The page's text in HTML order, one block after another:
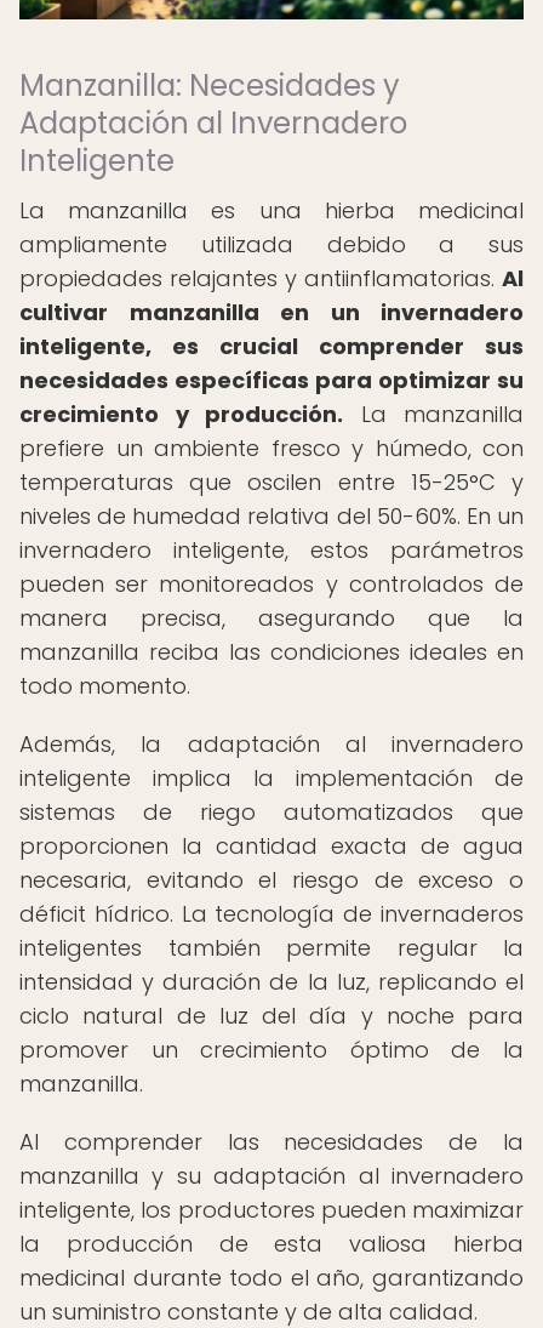
Manzanilla: Necesidades y
Adaptación al Invernadero
Inteligente
La manzanilla es una hierba medicinal
ampliamente utilizada debido a sus
propiedades relajantes y antiinflamatorias. Al
cultivar manzanilla en un invernadero
inteligente, es crucial comprender sus
necesidades específicas para optimizar su
crecimiento y producción. La manzanilla
prefiere un ambiente fresco y húmedo, con
temperaturas que oscilen entre 15-25°C y
niveles de humedad relativa del 50-60%. En un
invernadero inteligente, estos parámetros
pueden ser monitoreados y controlados de
manera precisa, asegurando que la
manzanilla reciba las condiciones ideales en
todo momento.
Además, la adaptación al invernadero
inteligente implica la implementación de
sistemas de riego automatizados que
proporcionen la cantidad exacta de agua
necesaria, evitando el riesgo de exceso o
déficit hídrico. La tecnología de invernaderos
inteligentes también permite regular la
intensidad y duración de la luz, replicando el
ciclo natural de luz del día y noche para
promover un crecimiento óptimo de la
manzanilla.
Al comprender las necesidades de la
manzanilla y su adaptación al invernadero
inteligente, los productores pueden maximizar
la producción de esta valiosa hierba
medicinal durante todo el año, garantizando
un suministro constante y de alta calidad.